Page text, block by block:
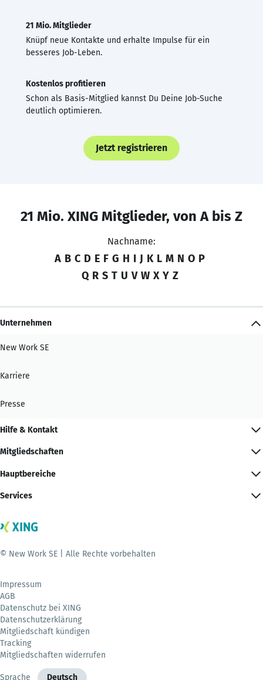
21 Mio. Mitglieder
Knüpf neue Kontakte und erhalte Impulse für ein
besseres Job-Leben.
Kostenlos profitieren
Schon als Basis-Mitglied kannst Du Deine Job-Suche
deutlich optimieren.
Jetzt registrieren
21 Mio. XING Mitglieder, von A bis Z
Nachname:
A B C D E F G H I J K L M N O P
Q R S T U V W X Y Z
Unternehmen
New Work SE
Karriere
Presse
Hilfe & Kontakt
Mitgliedschaften
Hauptbereiche
Services
© New Work SE | Alle Rechte vorbehalten
Impressum
AGB
Datenschutz bei XING
Datenschutzerklärung
Mitgliedschaft kündigen
Tracking
Mitgliedschaften widerrufen
Sprache Deutsch